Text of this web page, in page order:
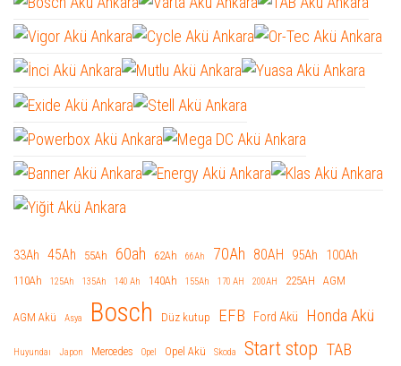
33Ah 45Ah 55Ah 60ah 62Ah 66Ah 70Ah 80AH 95Ah 100Ah
110Ah 125Ah 135Ah 140 Ah 140Ah 155Ah 170 AH 200AH 225AH AGM
AGM Akü Asya Bosch Düz kutup EFB Ford Akü Honda Akü
Huyundaı Japon Mercedes Opel Opel Akü Skoda Start stop TAB